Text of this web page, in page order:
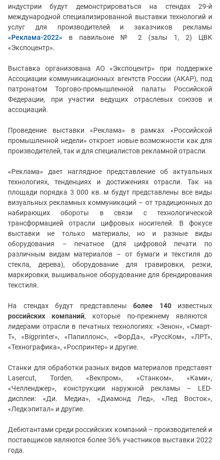
индустрии будут демонстрироваться на стендах 29-й
международной специализированной выставки технологий и
услуг для производителей и заказчиков рекламы
«Реклама-2022» в павильоне № 2 (залы 1, 2) ЦВК
«Экспоцентр».
Выставка организована АО «Экспоцентр» при поддержке
Ассоциации коммуникационных агентств России (АКАР), под
патронатом Торгово-промышленной палаты Российской
Федерации, при участии ведущих отраслевых союзов и
ассоциаций.
Проведение выставки «Реклама» в рамках «Российской
промышленной недели» откроет новые возможности как для
производителей, так и для специалистов рекламной отрасли.
«Реклама» дает наглядное представление об актуальных
технологиях, тенденциях и достижениях отрасли. Так на
площади порядка 3 000 кв. м будут представлены все виды
визуальных рекламных коммуникаций – от традиционных до
набирающих обороты в связи с технологической
трансформацией отрасли цифровых носителей. В фокусе
выставки не только материалы, но и разные виды
оборудования – печатное (для цифровой печати по
различным видам материалов – от бумаги и текстиля до
стекла, дерева), оборудование для гравировки, резки,
маркировки, вышивальное оборудование для брендирования
текстиля.
На стендах будут представлены более 140 известных
российских компаний, которые по-прежнему являются
лидерами отрасли в печатных технологиях: «Зенон», «Смарт-
Т», «Bigprinter», «Папиллонс», «ФорДа», «РуссКом», «ЛРТ»,
«Технографика», «Роспринтер» и другие.
Станки для обработки разных видов материалов представят
Lasercut, Torden, «Векпром», «Станком», «Ками»,
«Челленджер», конструкции наружной рекламы – LED-
дисплеи: «Ди. Медиа», «Диамонд Лед», «Лед Восток»,
«Ледкэпитал» и другие.
Дебютантами среди российских компаний – производителей и
поставщиков являются более 36% участников выставки 2022
года.